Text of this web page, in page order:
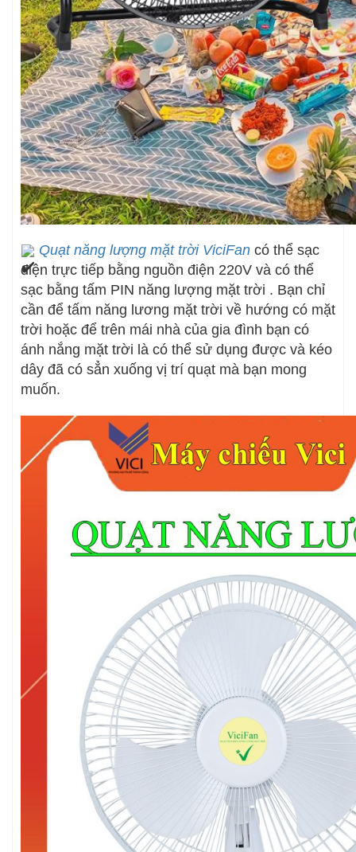
Quạt năng lượng mặt trời ViciFan có thể sạc
điện trực tiếp bằng nguồn điện 220V và có thể
sạc bằng tấm PIN năng lượng mặt trời . Bạn chỉ
cần để tấm năng lương mặt trời về hướng có mặt
trời hoặc để trên mái nhà của gia đình bạn có
ánh nắng mặt trời là có thể sử dụng được và kéo
dây đã có sẳn xuống vị trí quạt mà bạn mong
muốn.